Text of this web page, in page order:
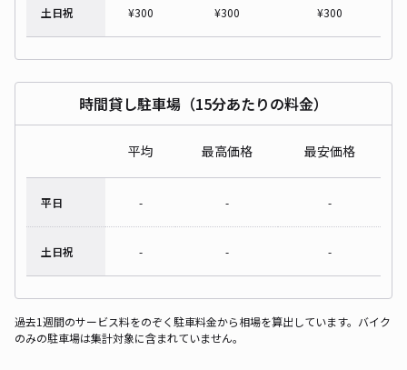
土日祝 ¥300 ¥300 ¥300
時間貸し駐車場（15分あたりの料金）
平均 最高価格 最安価格
平日 - - -
土日祝 - - -
過去1週間のサービス料をのぞく駐車料金から相場を算出しています。バイク
のみの駐車場は集計対象に含まれていません。